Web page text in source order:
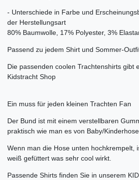
- Unterschiede in Farbe und
der Herstellungsart
80% Baumwolle, 17% Polyester, 3%
Passend zu jedem Shirt und Sommer-
Die passenden coolen Trachtenshirts gibt
Kidstracht Shop
Ein muss für jeden kleinen Trachten Fan
Der Bund ist mit einem verstellbaren
praktisch wie man es von Baby/
Wenn man die Hose unten hochkrempelt,
weiß gefüttert was sehr cool wirkt.
Passende Shirts finden Sie in unserem